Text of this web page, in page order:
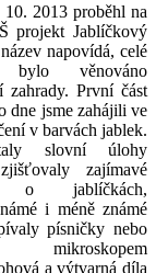
10. 2013 proběhl na
projekt Jablíčkový
napovídá, celé
bylo věnováno
zahrady. První část
dne jsme zahájili ve
v barvách jablek.
slovní úlohy
zajímavé
o jablíčkách,
i méně známé
písničky nebo
mikroskopem
a výtvarná díla